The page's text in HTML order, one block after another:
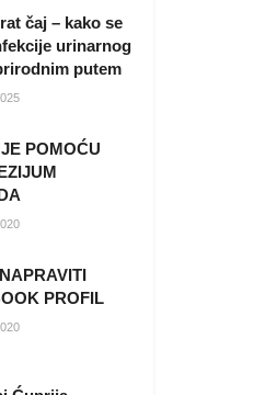
čaj – kako se
urinarnog
putem
POMOĆU
PROFIL